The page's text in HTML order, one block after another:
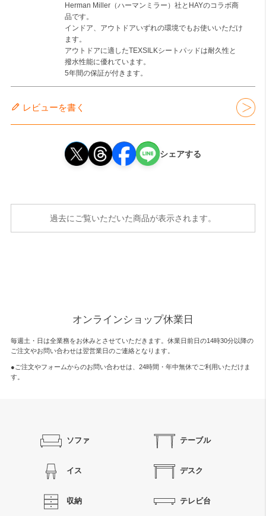
Herman Miller（ハーマンミラー）社とHAYのコラボ商
品です。
インドア、アウトドアいずれの環境でもお使いいただけ
ます。
アウトドアに適したTEXSILKシートパッドは耐久性と
撥水性能に優れています。
5年間の保証が付きます。
レビューを書く
シェアする
過去にご覧いただいた商品が表示されます。
オンラインショップ休業日
毎週土・日は全業務をお休みとさせていただきます。休業日前日の14時30分以降の
ご注文やお問い合わせは翌営業日のご連絡となります。
●ご注文やフォームからのお問い合わせは、 24時間・年中無休でご利用いただけま
す。
ソファ テーブル
イス デスク
収納 テレビ台